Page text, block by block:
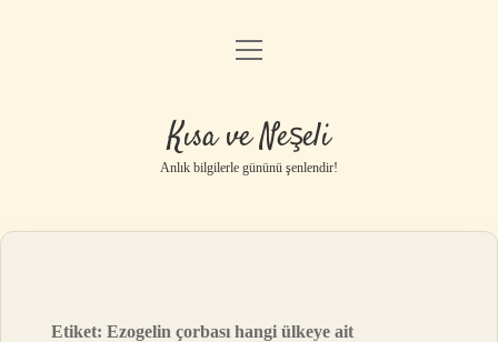
Anasayfa
Yasal Uyarı
menüyü
Kısa ve Neşeli
Anlık bilgilerle gününü şenlendir!
Etiket:Ezogelin çorbası hangi ülkeye ait